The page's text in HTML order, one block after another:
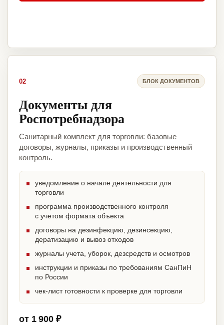
02 БЛОК ДОКУМЕНТОВ
Документы для
Роспотребнадзора
Санитарный комплект для торговли: базовые
договоры, журналы, приказы и производственный
контроль.
уведомление о начале деятельности для
торговли
программа производственного контроля
с учетом формата объекта
договоры на дезинфекцию, дезинсекцию,
дератизацию и вывоз отходов
журналы учета, уборок, дезсредств и осмотров
инструкции и приказы по требованиям СанПиН
по России
чек-лист готовности к проверке для торговли
от 1 900 ₽